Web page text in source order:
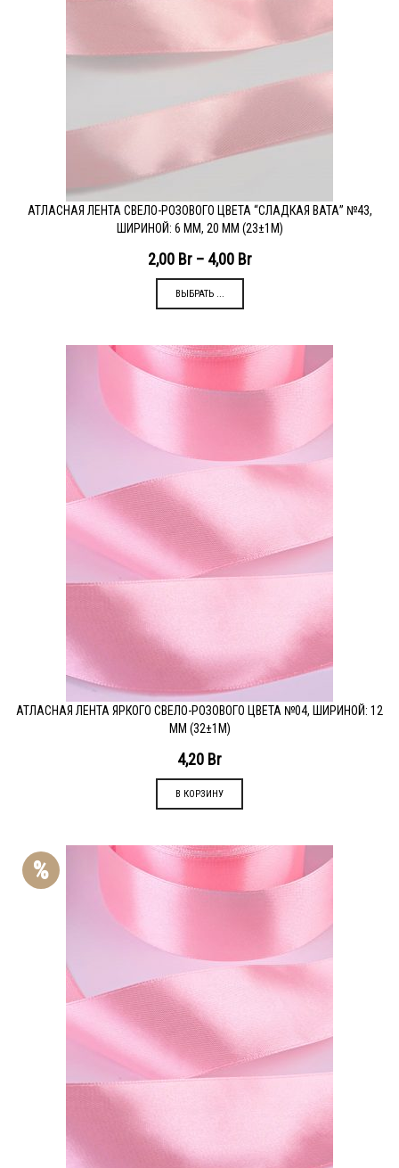
АТЛАСНАЯ ЛЕНТА СВЕЛО-РОЗОВОГО ЦВЕТА “СЛАДКАЯ ВАТА” №43,
ШИРИНОЙ: 6 ММ, 20 ММ (23±1М)
2,00 Br– 4,00 Br
ВЫБРАТЬ ...
АТЛАСНАЯ ЛЕНТА ЯРКОГО СВЕЛО-РОЗОВОГО ЦВЕТА №04, ШИРИНОЙ: 12
ММ (32±1М)
4,20 Br
В КОРЗИНУ
%